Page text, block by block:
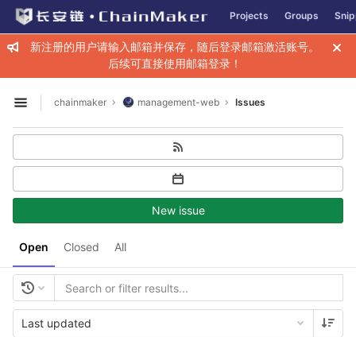
Skip to content
GitLab Projects Groups
新注册的用户请输入邮箱并保存，随后登录邮箱激活账号。
后续可直接使用邮箱登录！
Open sidebar
chainmaker management-web Issues
Open Closed All
New issue
Last updated